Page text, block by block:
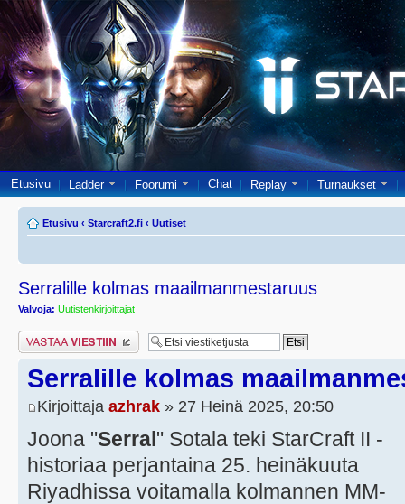
Etusivu Ladder Foorumi Chat Replay Turnaukset
Etusivu ‹ Starcraft2.fi ‹ Uutiset
Serralille kolmas maailmanmestaruus
Valvoja: Uutistenkirjoittajat
Lähetä vastaus
Serralille kolmas
Kirjoittaja azhrak » 27 Heinä 2025, 20:50
Joona "Serral" Sotala teki StarCraft II -
historiaa perjantaina 25. heinäkuuta
Riyadhissa voitamalla kolmannen MM-